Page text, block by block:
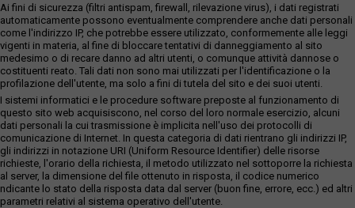
Ai fini di sicurezza (filtri antispam, firewall, rilevazione virus), i dati registrati
automaticamente possono eventualmente comprendere anche dati personali
come l'indirizzo IP, che potrebbe essere utilizzato, conformemente alle leggi
vigenti in materia, al fine di bloccare tentativi di danneggiamento al sito
medesimo o di recare danno ad altri utenti, o comunque attività dannose o
costituenti reato. Tali dati non sono mai utilizzati per l'identificazione o la
profilazione dell'utente, ma solo a fini di tutela del sito e dei suoi utenti.
I sistemi informatici e le procedure software preposte al funzionamento di
questo sito web acquisiscono, nel corso del loro normale esercizio, alcuni
dati personali la cui trasmissione è implicita nell'uso dei protocolli di
comunicazione di Internet. In questa categoria di dati rientrano gli indirizzi IP,
gli indirizzi in notazione URI (Uniform Resource Identifier) delle risorse
richieste, l'orario della richiesta, il metodo utilizzato nel sottoporre la richiesta
al server, la dimensione del file ottenuto in risposta, il codice numerico
ndicante lo stato della risposta data dal server (buon fine, errore, ecc.) ed altri
parametri relativi al sistema operativo dell'utente.